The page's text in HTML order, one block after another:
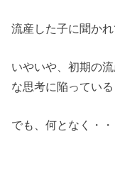
流産した子に聞か
いやいや、初期の
な思考に陥ってい
でも、何となく・・